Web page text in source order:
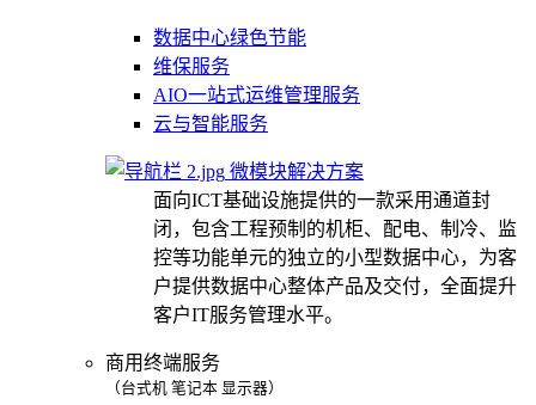
数据中心绿色节能
维保服务
AIO一站式运维管理服务
云与智能服务
微模块解决方案
面向ICT基础设施提供的一款采用通道封
闭，包含工程预制的机柜、配电、制冷、监
控等功能单元的独立的小型数据中心，为客
户提供数据中心整体产品及交付，全面提升
客户IT服务管理水平。
商用终端服务
（台式机 笔记本 显示器）